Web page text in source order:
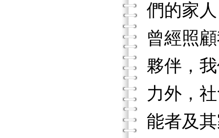
們的家
曾經照
夥伴，
力外，
能者及